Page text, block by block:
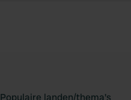
Populaire landen/thema's